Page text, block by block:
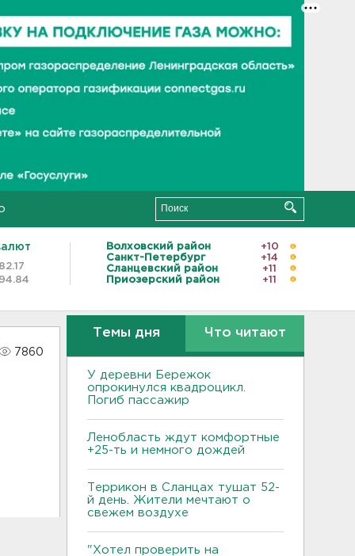
82.17
94.84
Волховский район
+10
Санкт-Петербург
+14
Сланцевский район
+11
Приозерский район
+11
7860
Темы дня Что читают
У деревни Бережок
опрокинулся квадроцикл.
Погиб пассажир
Ленобласть ждут комфортные
+25-ть и немного дождей
Террикон в Сланцах тушат 52-
й день. Жители мечтают о
свежем воздухе
"Хотел проверить на